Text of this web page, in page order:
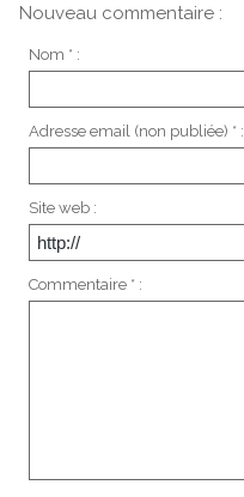
Nouveau commentaire :
Nom * :
Adresse email (non publiée) * :
Site web :
Commentaire * :